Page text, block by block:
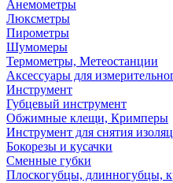
Анемометры
Люксметры
Пирометры
Шумомеры
Термометры, Метеостанции
Аксессуары для
Инструмент
Губцевый инструмент
Обжимные клещи, Кримперы
Инструмент для снятия
Бокорезы и кусачки
Сменные губки
Плоскогубцы, длинногубцы,